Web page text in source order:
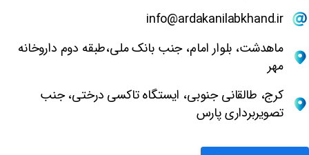
info@ardakanilabkhand.ir
ماهدشت، بلوار امام، جنب بانک ملی،طبقه دوم داروخانه
مهر
کرج، طالقانی جنوبی، ایستگاه تاکسی درختی، جنب
تصویربرداری پارس